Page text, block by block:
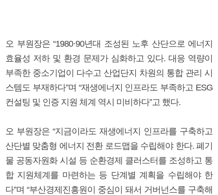
오 부원장은 “1980·90년대 조성된 노후 산단으로 에너지
효율성 저하 및 환경 문제가 심화하고 있다. 대응 역량이
부족한 중소기업이 다수고 산업단지 차원의 통합 관리 시
스템도 부재하다”며 “재생에너지 인프라도 부족하고 ESG
컨설팅 및 인증 지원 체계 역시 미비하다”고 했다.
오 부원장은 “지금이라도 재생에너지 인프라를 구축하고
산단별 맞춤형 에너지 전환 로드맵을 수립해야 한다. 폐기
물 공동자원화 시설 등 순환경제 클러스터를 조성하고 통
합 지원체계를 마련하는 등 단계별 계획을 수립해야 한
다”며 “부산경제진흥원이 중심이 돼서 거버넌스를 구축해